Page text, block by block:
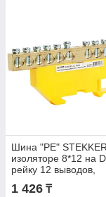
Шина "PE"
изоляторе 8*12 на
рейку 12 выводов,
желтый, LD555-812-
1 426 ₸